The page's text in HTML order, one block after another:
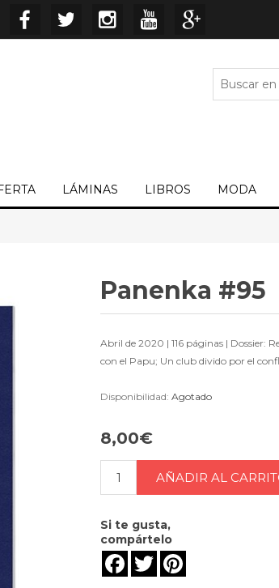
LÁMINAS LIBROS MODA
Panenka #95
Abril de 2020 | 116 páginas | Dossier:
con el Papu; Un club divido por el
Disponibilidad: Agotado
8,00€
Si te gusta,
compártelo
FacebookTwitter